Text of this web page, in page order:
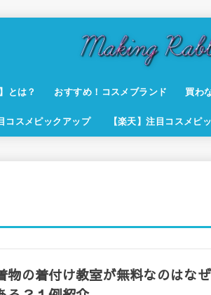
とは？ おすすめ！コスメブランド 買わ
コスメピックアップ 【楽天】注目コスメピ
物の着付け教室が無料なのはな